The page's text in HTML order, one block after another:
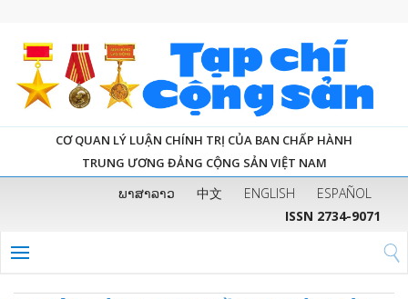
CƠ QUAN LÝ LUẬN CHÍNH TRỊ CỦA BAN CHẤP HÀNH
TRUNG ƯƠNG ĐẢNG CỘNG SẢN VIỆT NAM
ພາສາລາວ 中文 ENGLISH
ESPAÑOL
ISSN 2734-9071